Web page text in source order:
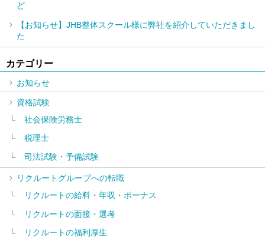
ど
【お知らせ】JHB整体スクール様に弊社を紹介していただきまし
た
カテゴリー
お知らせ
資格試験
社会保険労務士
税理士
司法試験・予備試験
リクルートグループへの転職
リクルートの給料・年収・ボーナス
リクルートの面接・選考
リクルートの福利厚生